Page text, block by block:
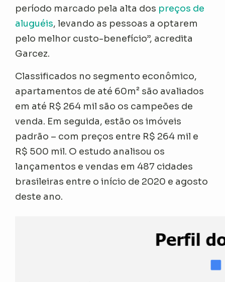
período marcado pela alta dos preços de
aluguéis, levando as pessoas a optarem
pelo melhor custo-benefício”, acredita
Garcez.
Classificados no segmento econômico,
apartamentos de até 60m² são avaliados
em até R$ 264 mil são os campeões de
venda. Em seguida, estão os imóveis
padrão – com preços entre R$ 264 mil e
R$ 500 mil. O estudo analisou os
lançamentos e vendas em 487 cidades
brasileiras entre o início de 2020 e agosto
deste ano.